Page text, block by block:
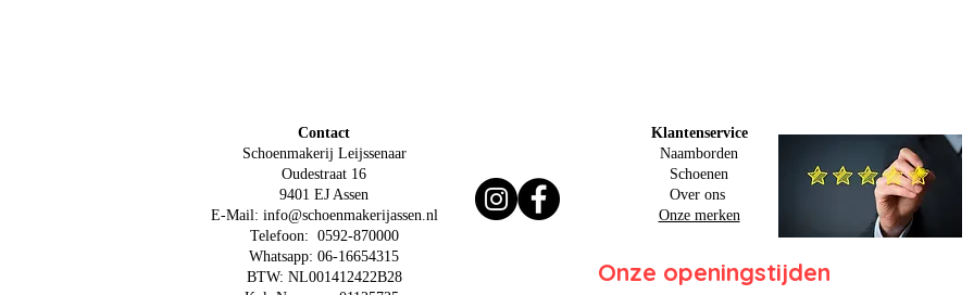
Contact
Schoenmakerij Leijssenaar
Oudestraat 16
9401 EJ Assen
E-Mail: info@schoenmakerijassen.nl
Telefoon: 0592-870000
Whatsapp: 06-16654315
BTW: NL001412422B28
Klantenservice
Naamborden
Schoenen
Over ons
Onze merken
Onze openingstijden